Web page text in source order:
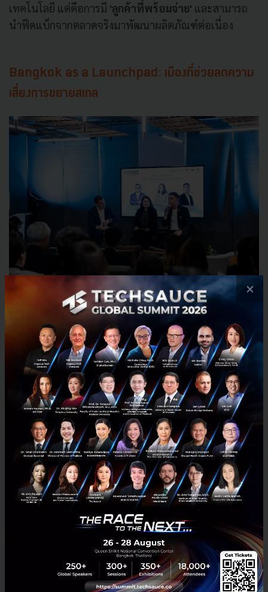
เทคโนโลยี แต่คือการมี 'ลูกค้าที่พร้อมจ่าย' และสามารถ
นำฟีดแบ็กจากตลาดจริงมาพัฒนาผลิตภัณฑ์ต่อเนื่อง
Bangkok as a Launchpad: เมืองที่ช่วยลดความ
เสี่ยงการขยายสเกล
ในเวทีเสวนา“Bangkok as a Launchpad”ผู้ร่วมเสวนา
อย่าง Dr. Chris Aurand และ ดร.ลลนา ธีรนัทวงศ์กิตติ์
Director of Innovation and Business Development จาก
Premier Group of Companies ได้แลกเปลี่ยนมุมมองว่า
กรุงเทพฯ มีบทบาทสำคัญในการช่วย “ลดความเสี่ยง”
ของการเติบโตในระดับโลกตั้งแต่การเข้าถึงห่วงโซ่
อุปทานอาหารครบวงจร โรงงานและผู้ผลิตมาตรฐานสากล
ไปจนถึงโอกาสในการทำ Proof of Concept ร่วมกับ
องค์กรขนาดใหญ่
ดร.ลลนา ระบุว่าสิ่งที่องค์กรขนาดใหญ่มองหาจากสตาร์
ตอัป ไม่ใช่แค่ความล้ำของเทคโนโลยี แต่รวมถึงความ
สามารถในการปรับตัว การมีทิศทางธุรกิจที่ชัดเจน และ
ความพร้อมในการขยายสเกลขณะที่การทำงานร่วมกัน
ตั้งแต่ระยะต้นช่วยให้สตาร์ตอัปสามารถปรับเทคโนโลยีให้
ตอบโจทย์การใช้งานจริงได้มากขึ้น
×